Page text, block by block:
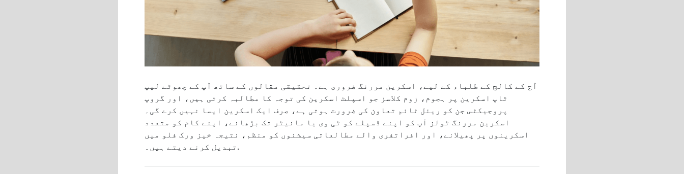
آج کے کالج کے طلباء کے لیے، اسکرین مررنگ ضروری ہے۔ تحقیقی مقالوں کے ساتھ آپ کے چھوٹے لیپ
ٹاپ اسکرین پر ہجوم، زوم کلاسز جو اسپلٹ اسکرین کی توجہ کا مطالبہ کرتی ہیں، اور گروپ
پروجیکٹس جن کو ریئل ٹائم تعاون کی ضرورت ہوتی ہے، صرف ایک اسکرین ایسا نہیں کرے گی۔
اسکرین مررنگ ٹولز آپ کو اپنے ڈسپلے کو ٹی وی یا مانیٹر تک بڑھانے، اپنے کام کو متعدد
اسکرینوں پر پھیلانے، اور افراتفری والے مطالعاتی سیشنوں کو منظم، نتیجہ خیز ورک فلو میں
تبدیل کرنے دیتے ہیں۔.